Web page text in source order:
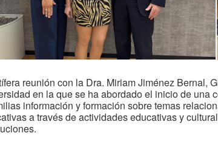
reunión con la Dra. Miriam Jiménez Bernal,
en la que se ha abordado el inicio de una
información y formación sobre temas
a través de actividades educativas y